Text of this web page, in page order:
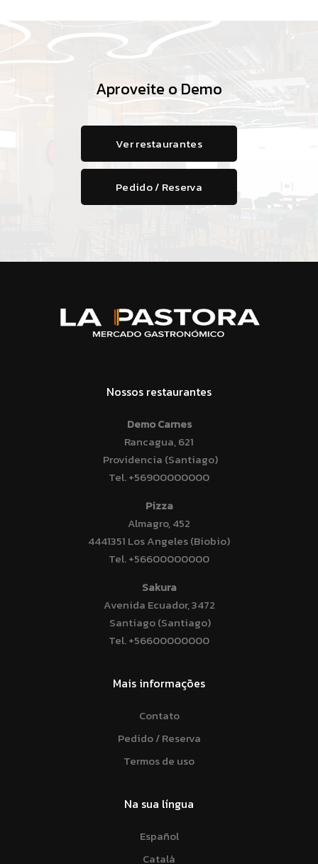
Aproveite o Demo
Ver restaurantes
Pedido / Reserva
Nossos restaurantes
Demo Carnes
Rancagua, 621
Providencia (Santiago)
Tel.+56900000000
Pizza
Almagro, 452
4441351 Los Angeles (Biobio)
Tel.+56600000000
Sakura
Avenida Ecuador, 3472
Santiago (Santiago)
Tel.+56600000000
Mais informações
Contato
Pedido / Reserva
Termos de uso
Na sua língua
Español
Català